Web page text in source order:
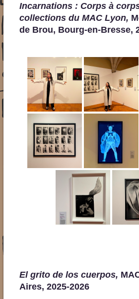
Incarnations : Corps à
collections du MAC Lyon,
de Brou, Bourg-en-Bresse,
El grito de los cuerpos,
Aires, 2025-2026